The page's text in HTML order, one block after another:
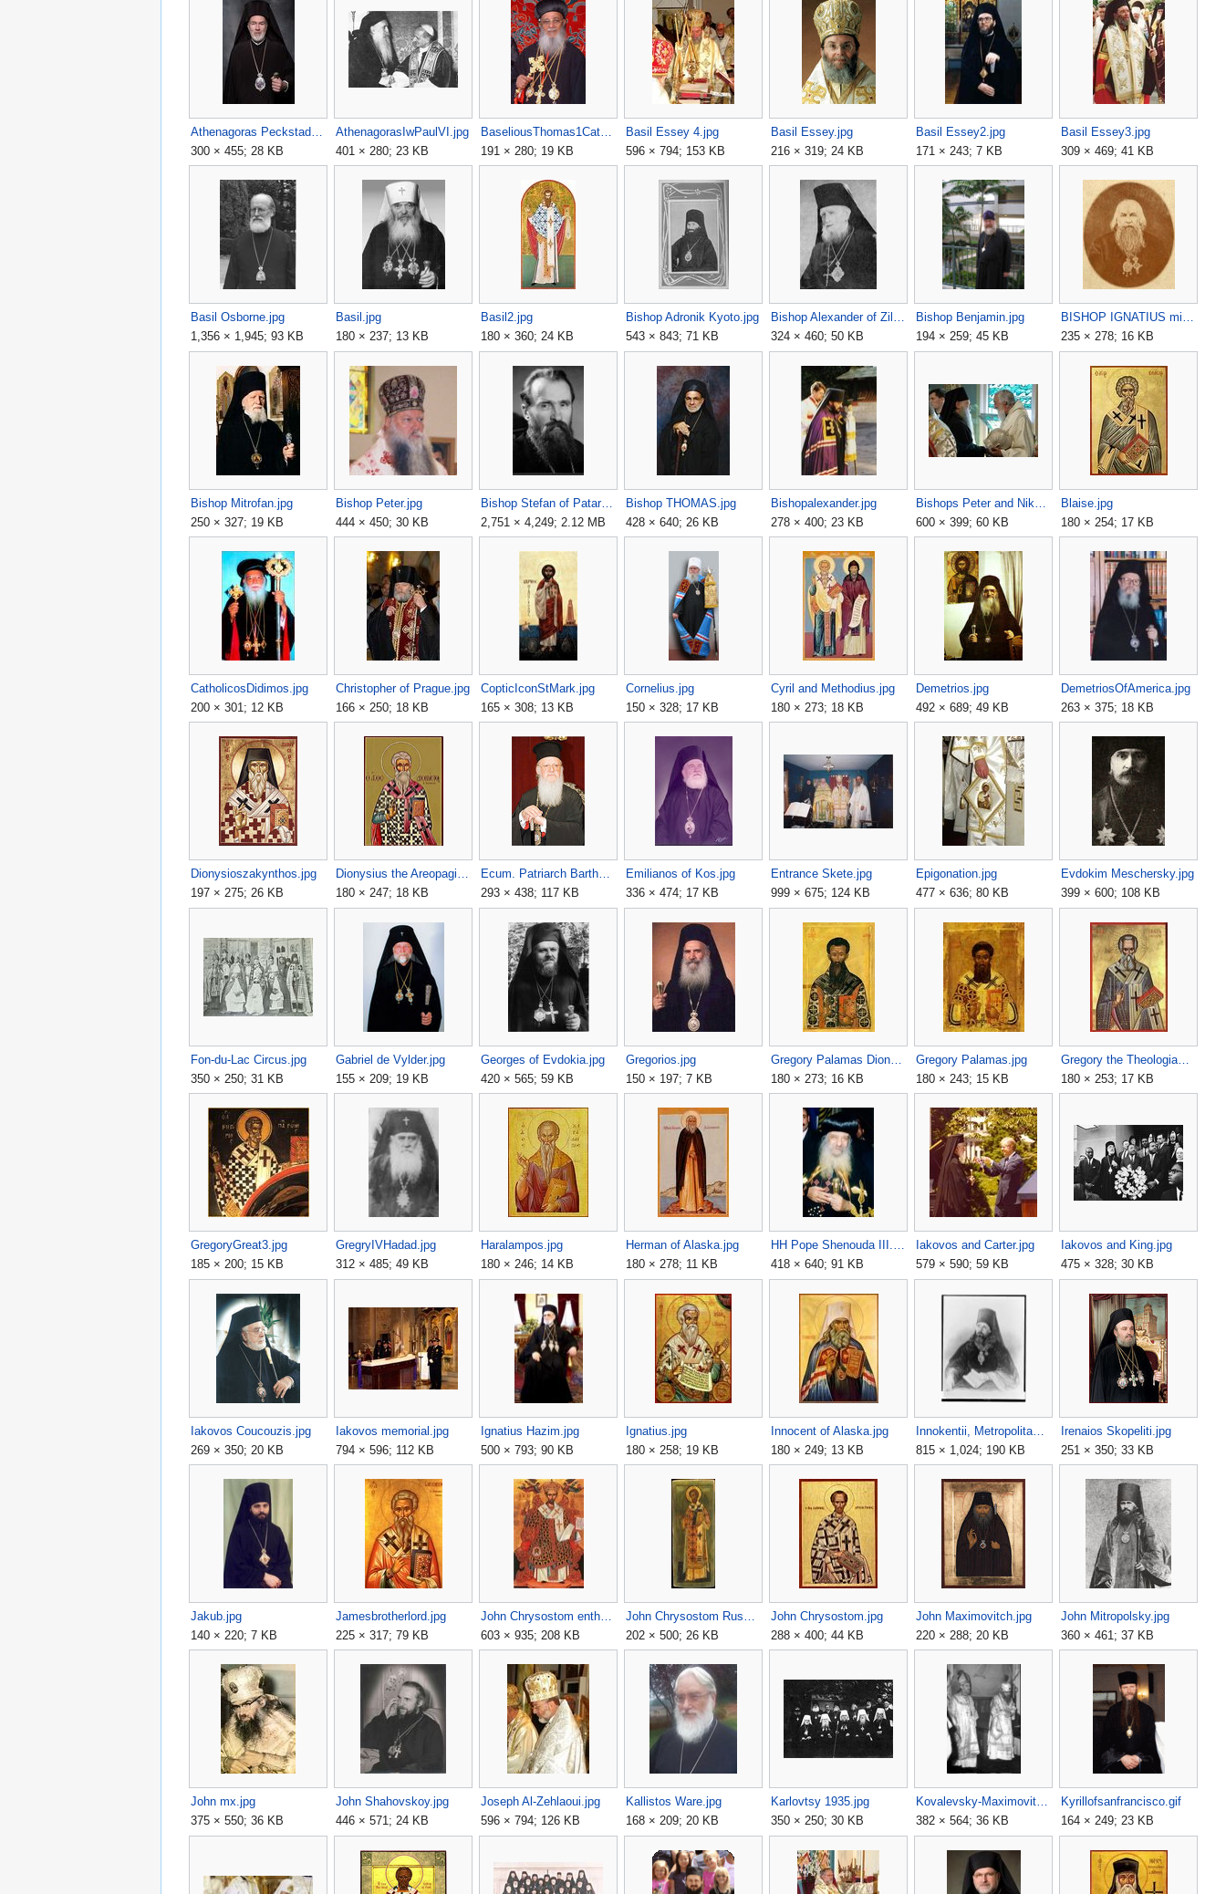
300 × 455; 28 KB
AthenagorasIwPaulVI.jpg
401 × 280; 23 KB
191 × 280; 19 KB
Basil Essey 4.jpg
596 × 794; 153 KB
Basil Essey.jpg
216 × 319; 24 KB
Basil Essey2.jpg
171 × 243; 7 KB
Basil Essey3.jpg
309 × 469; 41 KB
Basil Osborne.jpg
1,356 × 1,945; 93 KB
Basil.jpg
180 × 237; 13 KB
Basil2.jpg
180 × 360; 24 KB
Bishop Adronik Kyoto.jpg
543 × 843; 71 KB
Bishop Alexander of Zila1.jpg
324 × 460; 50 KB
Bishop Benjamin.jpg
194 × 259; 45 KB
BISHOP IGNATIUS mini.jpg
235 × 278; 16 KB
Bishop Mitrofan.jpg
250 × 327; 19 KB
Bishop Peter.jpg
444 × 450; 30 KB
Bishop Stefan of Patara.jpg
2,751 × 4,249; 2.12 MB
Bishop THOMAS.jpg
428 × 640; 26 KB
Bishopalexander.jpg
278 × 400; 23 KB
600 × 399; 60 KB
Blaise.jpg
180 × 254; 17 KB
CatholicosDidimos.jpg
200 × 301; 12 KB
Christopher of Prague.jpg
166 × 250; 18 KB
CopticIconStMark.jpg
165 × 308; 13 KB
Cornelius.jpg
150 × 328; 17 KB
Cyril and Methodius.jpg
180 × 273; 18 KB
Demetrios.jpg
492 × 689; 49 KB
DemetriosOfAmerica.jpg
263 × 375; 18 KB
Dionysioszakynthos.jpg
197 × 275; 26 KB
Dionysius the Areopagite.jpg
180 × 247; 18 KB
Ecum. Patriarch Bartholomew.jpg
293 × 438; 117 KB
Emilianos of Kos.jpg
336 × 474; 17 KB
Entrance Skete.jpg
999 × 675; 124 KB
Epigonation.jpg
477 × 636; 80 KB
Evdokim Meschersky.jpg
399 × 600; 108 KB
Fon-du-Lac Circus.jpg
350 × 250; 31 KB
Gabriel de Vylder.jpg
155 × 209; 19 KB
Georges of Evdokia.jpg
420 × 565; 59 KB
Gregorios.jpg
150 × 197; 7 KB
180 × 273; 16 KB
Gregory Palamas.jpg
180 × 243; 15 KB
180 × 253; 17 KB
GregoryGreat3.jpg
185 × 200; 15 KB
GregryIVHadad.jpg
312 × 485; 49 KB
Haralampos.jpg
180 × 246; 14 KB
Herman of Alaska.jpg
180 × 278; 11 KB
HH Pope Shenouda III.jpg
418 × 640; 91 KB
Iakovos and Carter.jpg
579 × 590; 59 KB
Iakovos and King.jpg
475 × 328; 30 KB
Iakovos Coucouzis.jpg
269 × 350; 20 KB
Iakovos memorial.jpg
794 × 596; 112 KB
Ignatius Hazim.jpg
500 × 793; 90 KB
Ignatius.jpg
180 × 258; 19 KB
Innocent of Alaska.jpg
180 × 249; 13 KB
815 × 1,024; 190 KB
Irenaios Skopeliti.jpg
251 × 350; 33 KB
Jakub.jpg
140 × 220; 7 KB
Jamesbrotherlord.jpg
225 × 317; 79 KB
603 × 935; 208 KB
202 × 500; 26 KB
John Chrysostom.jpg
288 × 400; 44 KB
John Maximovitch.jpg
220 × 288; 20 KB
John Mitropolsky.jpg
360 × 461; 37 KB
John mx.jpg
375 × 550; 36 KB
John Shahovskoy.jpg
446 × 571; 24 KB
Joseph Al-Zehlaoui.jpg
596 × 794; 126 KB
Kallistos Ware.jpg
168 × 209; 20 KB
Karlovtsy 1935.jpg
350 × 250; 30 KB
Kovalevsky-Maximovitch.jpg
382 × 564; 36 KB
Kyrillofsanfrancisco.gif
164 × 249; 23 KB